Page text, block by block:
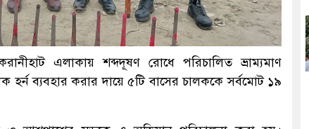
এলাকায় শব্দদূষণ রোধে পরিচালিত ভ্রাম্যমাণ
হর্ন ব্যবহার করার দায়ে ৫টি বাসের চালককে সর্বমোট ১৯